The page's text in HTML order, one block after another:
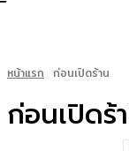
หน้าแรก ก่อนเปิดร้าน
ก่อนเปิดร้